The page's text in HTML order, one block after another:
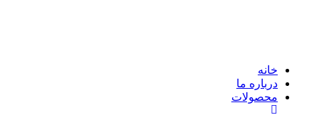
خانه
درباره ما
محصولات